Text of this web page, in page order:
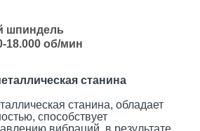
шпиндель
18.000 об/мин
станина
станина, обладает
способствует
вибраций, в результате